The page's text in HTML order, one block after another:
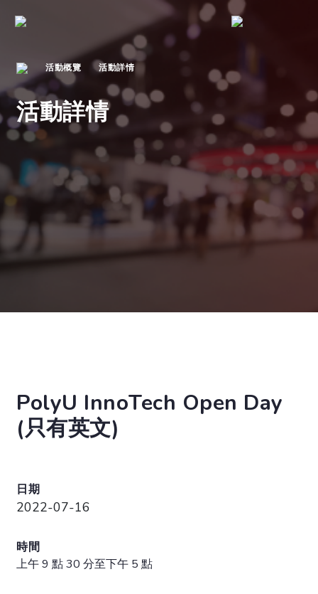
活動概覽 活動詳情
活動詳情
PolyU InnoTech Open Day
(只有英文)
日期
2022-07-16
時間
上午 9 點 30 分至下午 5 點